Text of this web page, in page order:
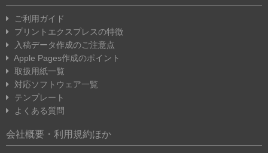
ご利用ガイド
プリントエクスプレスの特徴
入稿データ作成のご注意点
Apple Pages作成のポイント
取扱用紙一覧
対応ソフトウェア一覧
テンプレート
よくある質問
会社概要・利用規約ほか